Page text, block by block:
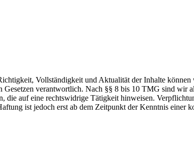
Vollständigkeit und Aktualität der Inhalte
verantwortlich. Nach §§ 8 bis 10 TMG sind wir
die auf eine rechtswidrige Tätigkeit hinweisen.
ist jedoch erst ab dem Zeitpunkt der Kenntnis einer